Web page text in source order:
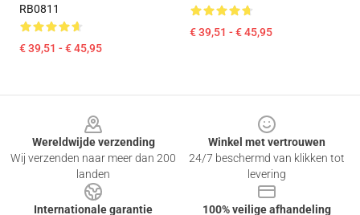
RB0811
€ 39,51 - € 45,95
€ 39,51 - € 45,95
Wereldwijde verzending
Wij verzenden naar meer dan 200
landen
Winkel met vertrouwen
24/7 beschermd van klikken tot
levering
Internationale garantie
100% veilige afhandeling